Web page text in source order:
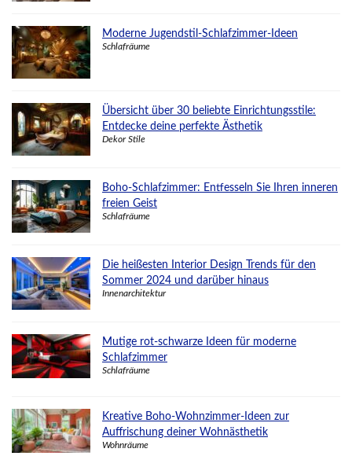
Moderne Jugendstil-Schlafzimmer-Ideen
Schlafräume
Übersicht über 30 beliebte Einrichtungsstile:
Entdecke deine perfekte Ästhetik
Dekor Stile
Boho-Schlafzimmer: Entfesseln Sie Ihren inneren
freien Geist
Schlafräume
Die heißesten Interior Design Trends für den
Sommer 2024 und darüber hinaus
Innenarchitektur
Mutige rot-schwarze Ideen für moderne
Schlafzimmer
Schlafräume
Kreative Boho-Wohnzimmer-Ideen zur
Auffrischung deiner Wohnästhetik
Wohnräume